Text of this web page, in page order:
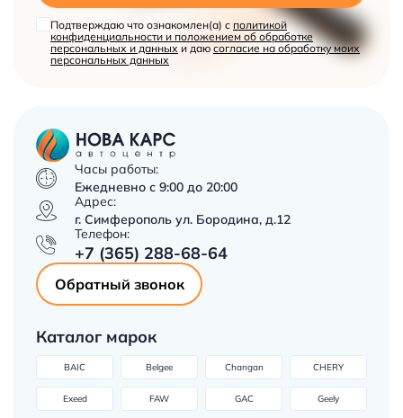
Подтверждаю что ознакомлен(а) с политикой
конфиденциальности и положением об обработке
персональных и данных и даю согласие на обработку моих
персональных данных
Часы работы:
Ежедневно с 9:00 до 20:00
Адрес:
г. Симферополь ул. Бородина, д.12
Телефон:
+7 (365) 288-68-64
Обратный звонок
Каталог марок
BAIC Belgee Changan CHERY
Exeed FAW GAC Geely